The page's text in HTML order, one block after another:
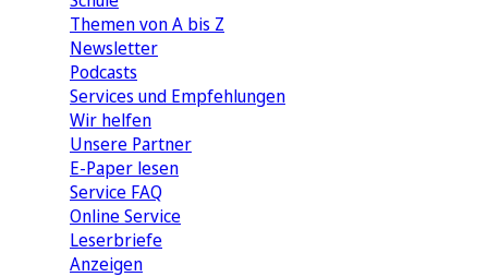
Themen von A bis Z
Newsletter
Podcasts
Services und Empfehlungen
Wir helfen
Unsere Partner
E-Paper lesen
Service FAQ
Online Service
Leserbriefe
Anzeigen